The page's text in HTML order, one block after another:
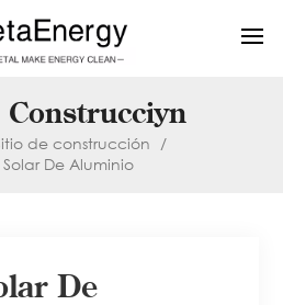
de construcción /
De Aluminio
De